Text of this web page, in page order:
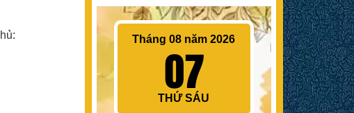
Tháng 08 năm 2026
07
THỨ SÁU